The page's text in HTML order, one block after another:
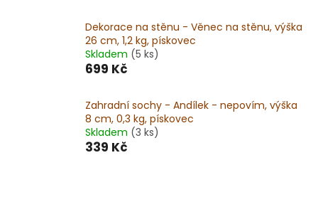
Dekorace na stěnu - Věnec na stěnu, výška
26 cm, 1,2 kg, pískovec
Skladem (5 ks)
699 Kč
Zahradní sochy - Andílek - nepovím, výška
8 cm, 0,3 kg, pískovec
Skladem (3 ks)
339 Kč